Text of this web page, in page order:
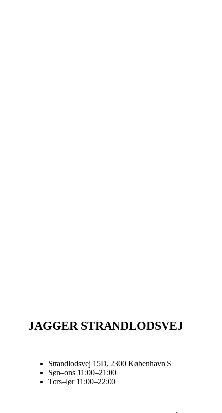
JAGGER STRANDLODSVEJ
Strandlodsvej 15D, 2300 København S
Søn–ons 11:00–21:00
Tors–lør 11:00–22:00